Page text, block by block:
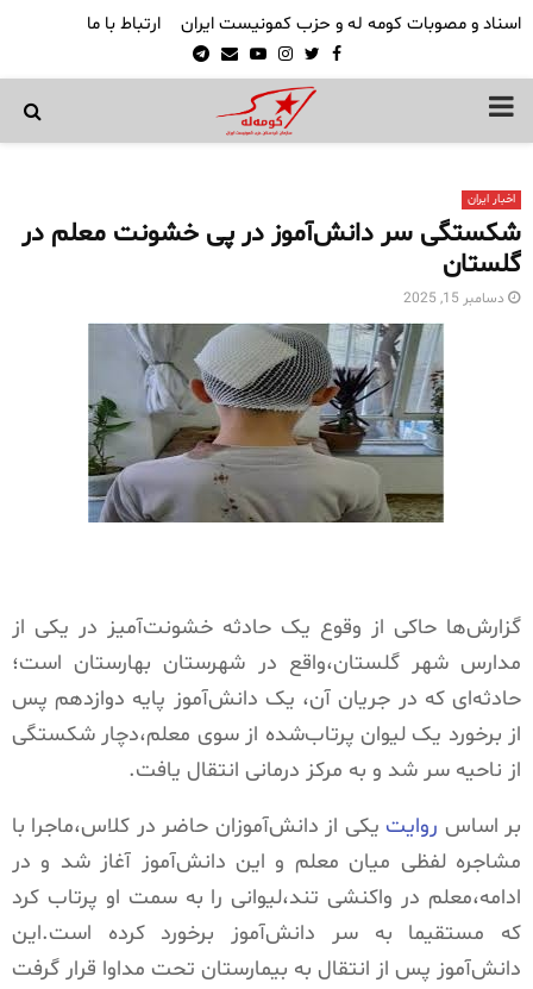
اسناد و مصوبات کومه له و حزب کمونیست ایران ارتباط با ما
Facebook
Twitter
Instagram
Youtube
Email
Telegram
PRIMARY
اخبار ایران
شکستگی سر دانش‌آموز در پی خشونت معلم در
گلستان
دسامبر 15, 2025
گزارش‌ها حاکی از وقوع یک حادثه خشونت‌آمیز در یکی از
مدارس شهر گلستان،واقع در شهرستان بهارستان است؛
حادثه‌ای که در جریان آن، یک دانش‌آموز پایه دوازدهم پس
از برخورد یک لیوان پرتاب‌شده از سوی معلم،دچار شکستگی
از ناحیه سر شد و به مرکز درمانی انتقال یافت.
بر اساس روایتیکی از دانش‌آموزان حاضر در کلاس،ماجرا با
مشاجره لفظی میان معلم و این دانش‌آموز آغاز شد و در
ادامه،معلم در واکنشی تند،لیوانی را به سمت او پرتاب کرد
که مستقیما به سر دانش‌آموز برخورد کرده است.این
دانش‌آموز پس از انتقال به بیمارستان تحت مداوا قرار گرفت